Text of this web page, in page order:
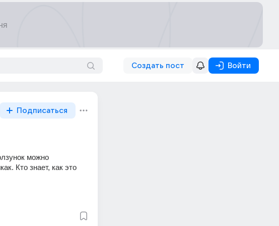
Создать пост Войти
Подписаться
можно
Кто знает, как это